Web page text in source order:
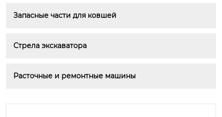
Запасные части для ковшей
Стрела экскаватора
Расточные и ремонтные машины